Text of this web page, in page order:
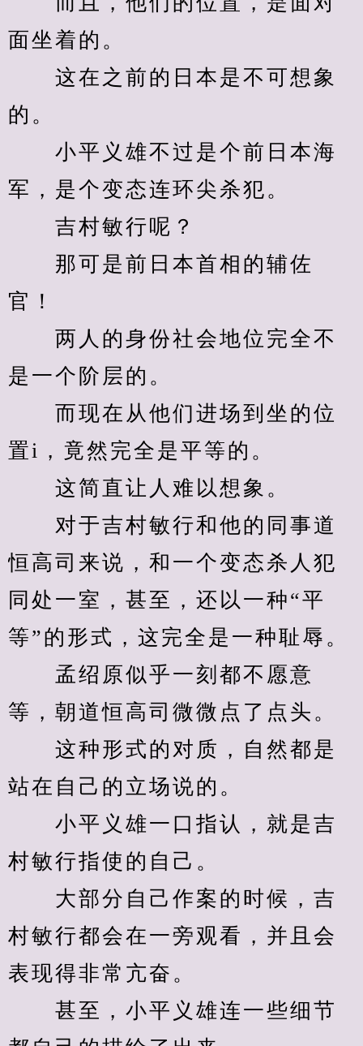
面坐着的。
这在之前的日本是不可想象
的。
小平义雄不过是个前日本海
军，是个变态连环尖杀犯。
吉村敏行呢？
那可是前日本首相的辅佐
官！
两人的身份社会地位完全不
是一个阶层的。
而现在从他们进场到坐的位
置i，竟然完全是平等的。
这简直让人难以想象。
对于吉村敏行和他的同事道
恒高司来说，和一个变态杀人犯
同处一室，甚至，还以一种“平
等”的形式，这完全是一种耻辱。
孟绍原似乎一刻都不愿意
等，朝道恒高司微微点了点头。
这种形式的对质，自然都是
站在自己的立场说的。
小平义雄一口指认，就是吉
村敏行指使的自己。
大部分自己作案的时候，吉
村敏行都会在一旁观看，并且会
表现得非常亢奋。
甚至，小平义雄连一些细节